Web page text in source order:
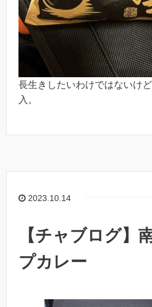
長生きしたいわけではないけ
入。
2023.10.14
【チャブログ】
プカレー